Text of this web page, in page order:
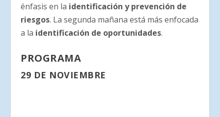
énfasis en la identificación y prevención de
riesgos. La segunda mañana está más enfocada
a la identificación de oportunidades.
PROGRAMA
29 DE NOVIEMBRE